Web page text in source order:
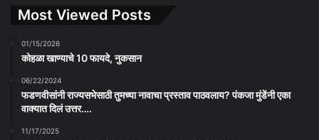
Most Viewed Posts
01/15/2026
कोहळा खाण्याचे 10 फायदे, नुकसान
06/22/2024
फडणवीसांनी राज्यसभेसाठी तुमच्या नावाचा प्रस्ताव पाठवलाय? पंकजा मुंडेंनी एका
वाक्यात दिलं उत्तर….
11/17/2025